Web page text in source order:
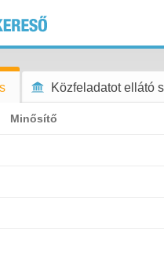
Közfeladatot ellátó
Minősítő